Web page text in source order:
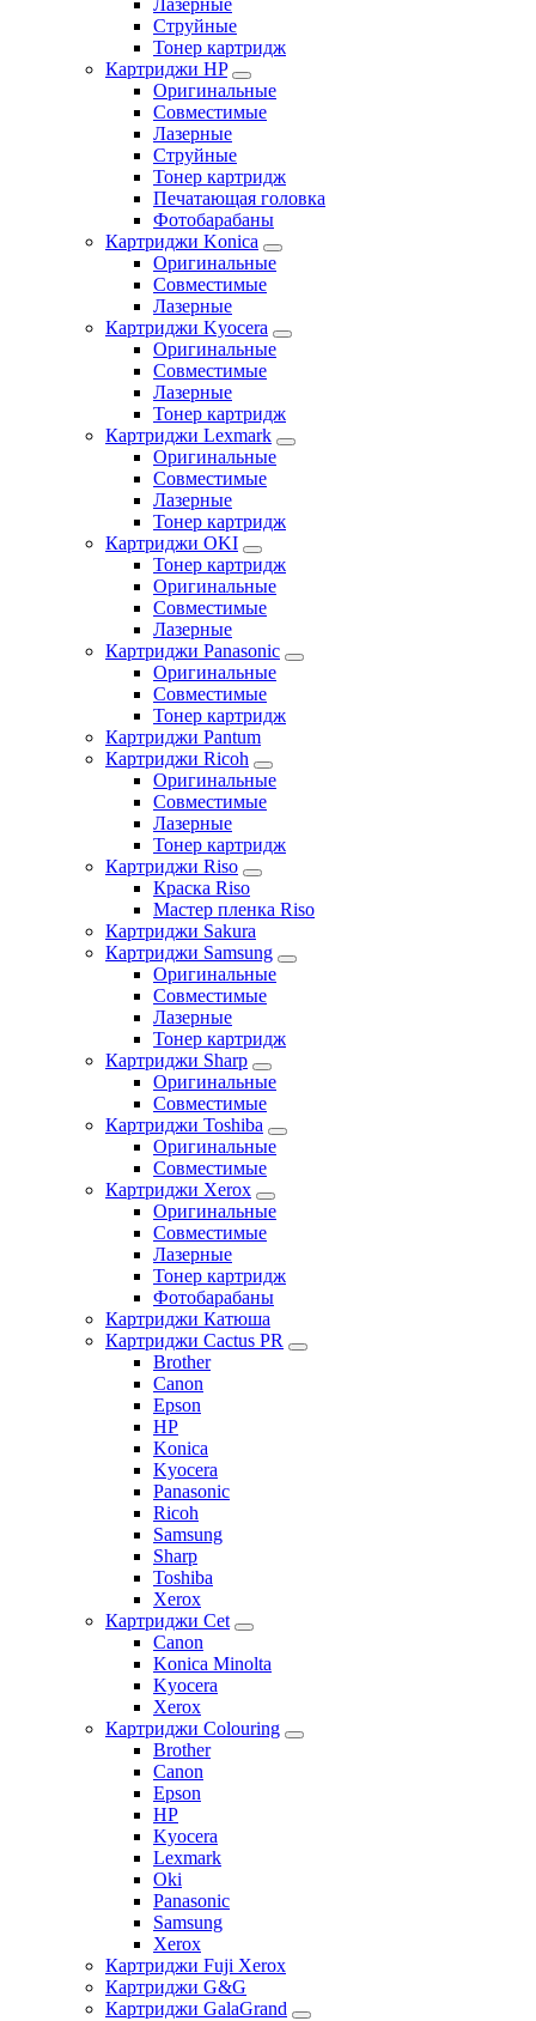
Лазерные
Струйные
Тонер картридж
Картриджи HP
Оригинальные
Совместимые
Лазерные
Струйные
Тонер картридж
Печатающая головка
Фотобарабаны
Картриджи Konica
Оригинальные
Совместимые
Лазерные
Картриджи Kyocera
Оригинальные
Совместимые
Лазерные
Тонер картридж
Картриджи Lexmark
Оригинальные
Совместимые
Лазерные
Тонер картридж
Картриджи OKI
Тонер картридж
Оригинальные
Совместимые
Лазерные
Картриджи Panasonic
Оригинальные
Совместимые
Тонер картридж
Картриджи Pantum
Картриджи Ricoh
Оригинальные
Совместимые
Лазерные
Тонер картридж
Картриджи Riso
Краска Riso
Мастер пленка Riso
Картриджи Sakura
Картриджи Samsung
Оригинальные
Совместимые
Лазерные
Тонер картридж
Картриджи Sharp
Оригинальные
Совместимые
Картриджи Toshiba
Оригинальные
Совместимые
Картриджи Xerox
Оригинальные
Совместимые
Лазерные
Тонер картридж
Фотобарабаны
Картриджи Катюша
Картриджи Cactus PR
Brother
Canon
Epson
HP
Konica
Kyocera
Panasonic
Ricoh
Samsung
Sharp
Toshiba
Xerox
Картриджи Cet
Canon
Konica Minolta
Kyocera
Xerox
Картриджи Colouring
Brother
Canon
Epson
HP
Kyocera
Lexmark
Oki
Panasonic
Samsung
Xerox
Картриджи Fuji Xerox
Картриджи G&G
Картриджи GalaGrand